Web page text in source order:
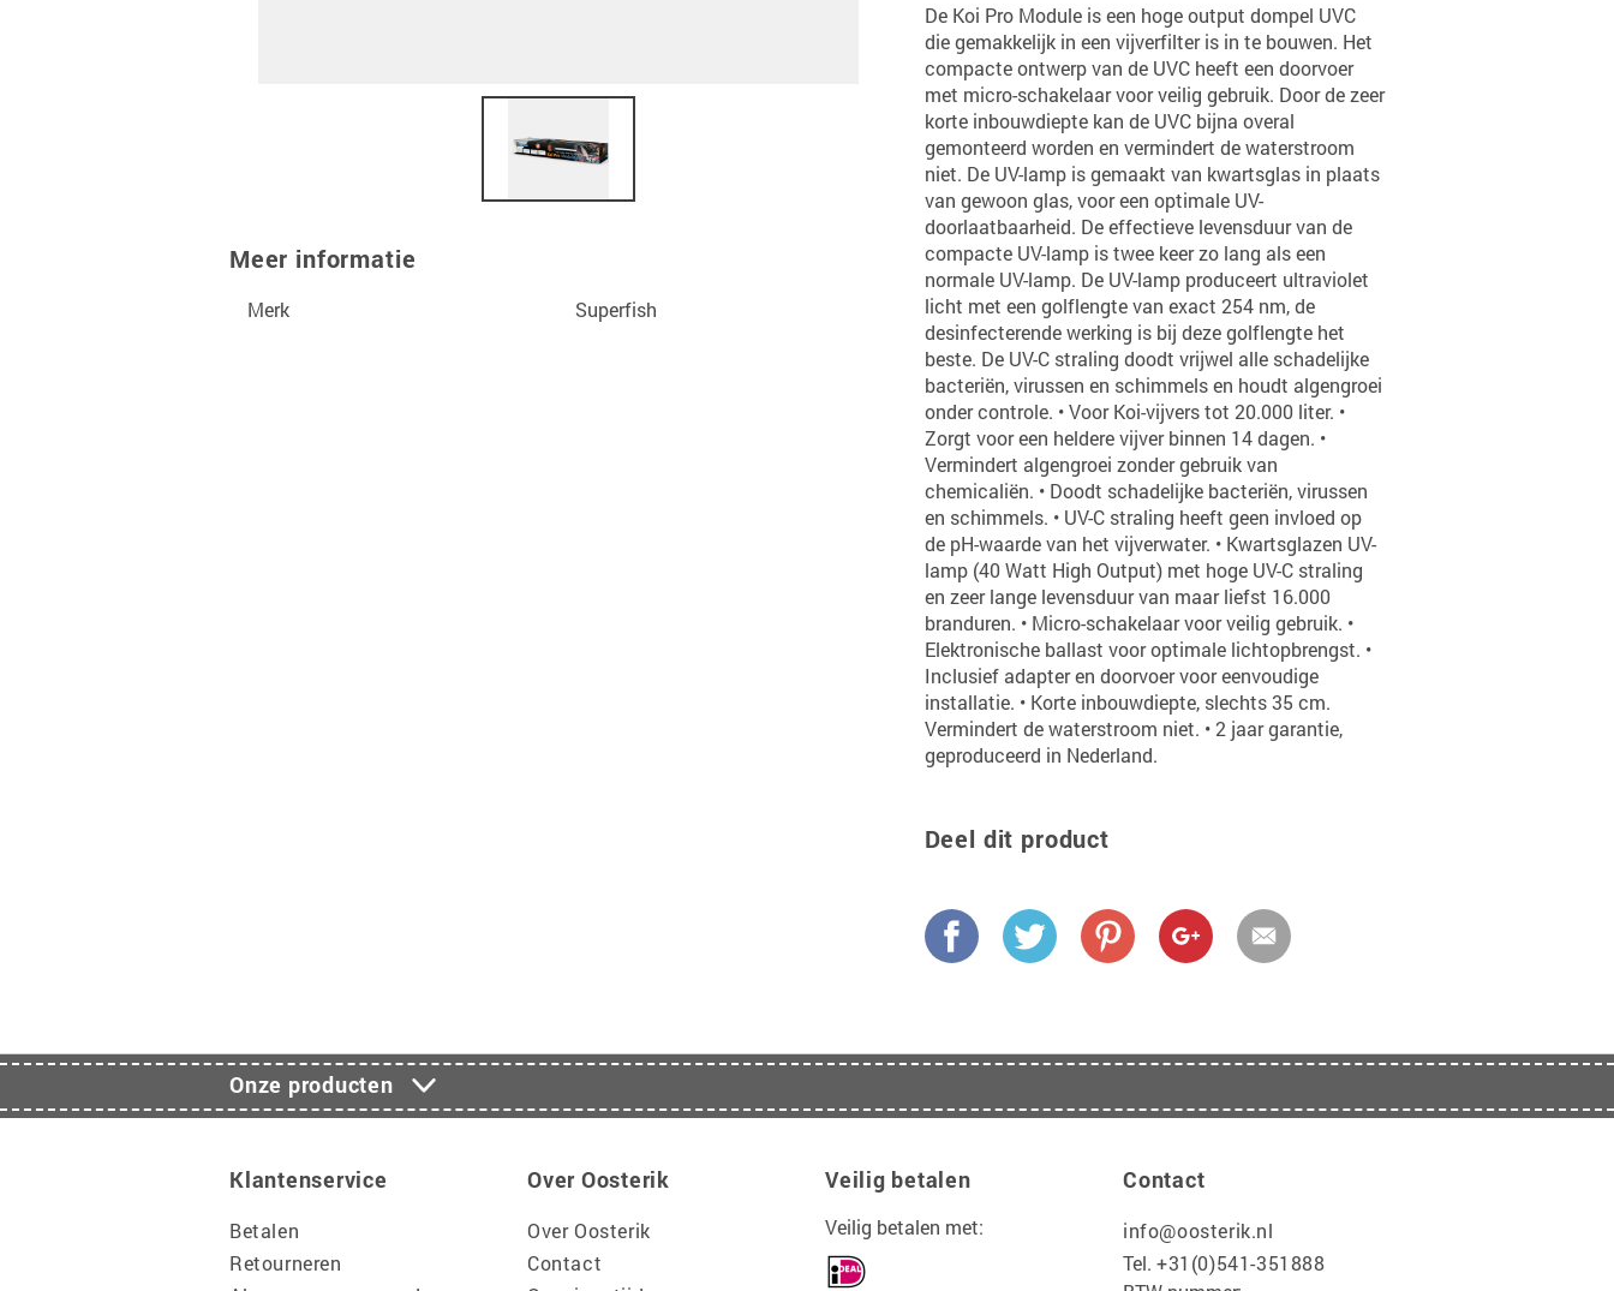
Meer informatie
Merk Superfish
De Koi Pro Module is een hoge output dompel UVC
die gemakkelijk in een vijverfilter is in te bouwen. Het
compacte ontwerp van de UVC heeft een doorvoer
met micro-schakelaar voor veilig gebruik. Door de zeer
korte inbouwdiepte kan de UVC bijna overal
gemonteerd worden en vermindert de waterstroom
niet. De UV-lamp is gemaakt van kwartsglas in plaats
van gewoon glas, voor een optimale UV-
doorlaatbaarheid. De effectieve levensduur van de
compacte UV-lamp is twee keer zo lang als een
normale UV-lamp. De UV-lamp produceert ultraviolet
licht met een golflengte van exact 254 nm, de
desinfecterende werking is bij deze golflengte het
beste. De UV-C straling doodt vrijwel alle schadelijke
bacteriën, virussen en schimmels en houdt algengroei
onder controle. • Voor Koi-vijvers tot 20.000 liter. •
Zorgt voor een heldere vijver binnen 14 dagen. •
Vermindert algengroei zonder gebruik van
chemicaliën. • Doodt schadelijke bacteriën, virussen
en schimmels. • UV-C straling heeft geen invloed op
de pH-waarde van het vijverwater. • Kwartsglazen UV-
lamp (40 Watt High Output) met hoge UV-C straling
en zeer lange levensduur van maar liefst 16.000
branduren. • Micro-schakelaar voor veilig gebruik. •
Elektronische ballast voor optimale lichtopbrengst. •
Inclusief adapter en doorvoer voor eenvoudige
installatie. • Korte inbouwdiepte, slechts 35 cm.
Vermindert de waterstroom niet. • 2 jaar garantie,
geproduceerd in Nederland.
Deel dit product
Onze producten
Klantenservice
Betalen
Retourneren
Over Oosterik
Over Oosterik
Contact
Veilig betalen
Veilig betalen met:
Contact
info@oosterik.nl
Tel. +31(0)541-351888